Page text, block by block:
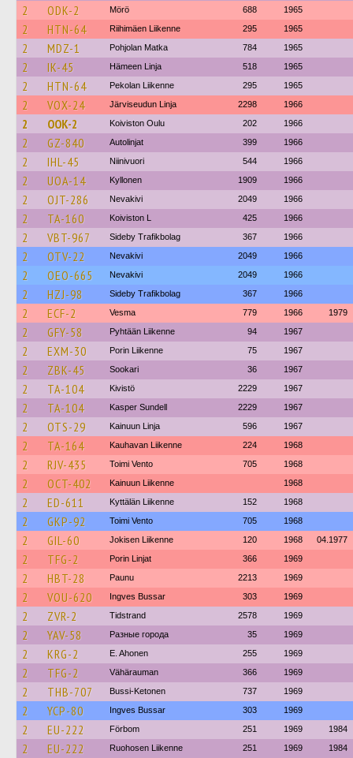
2 ODK-2 Mörö 688 1965
2 HTN-64 Riihimäen Liikenne 295 1965
2 MDZ-1 Pohjolan Matka 784 1965
2 IK-45 Hämeen Linja 518 1965
2 HTN-64 Pekolan Liikenne 295 1965
2 VOX-24 Järviseudun Linja 2298 1966
2 OOK-2 Koiviston Oulu 202 1966
2 GZ-840 Autolinjat 399 1966
2 IHL-45 Niinivuori 544 1966
2 UOA-14 Kyllonen 1909 1966
2 OJT-286 Nevakivi 2049 1966
2 TA-160 Koiviston L 425 1966
2 VBT-967 Sideby Trafikbolag 367 1966
2 OTV-22 Nevakivi 2049 1966
2 OEO-665 Nevakivi 2049 1966
2 HZJ-98 Sideby Trafikbolag 367 1966
2 ECF-2 Vesma 779 1966 1979
2 GFY-58 Pyhtään Liikenne 94 1967
2 EXM-30 Porin Liikenne 75 1967
2 ZBK-45 Sookari 36 1967
2 TA-104 Kivistö 2229 1967
2 TA-104 Kasper Sundell 2229 1967
2 OTS-29 Kainuun Linja 596 1967
2 TA-164 Kauhavan Liikenne 224 1968
2 RJV-435 Toimi Vento 705 1968
2 OCT-402 Kainuun Liikenne 1968
2 ED-611 Kyttälän Liikenne 152 1968
2 GKP-92 Toimi Vento 705 1968
2 GIL-60 Jokisen Liikenne 120 1968 04.1977
2 TFG-2 Porin Linjat 366 1969
2 HBT-28 Paunu 2213 1969
2 VOU-620 Ingves Bussar 303 1969
2 ZVR-2 Tidstrand 2578 1969
2 YAV-58 Разные города 35 1969
2 KRG-2 E. Ahonen 255 1969
2 TFG-2 Vähärauman 366 1969
2 THB-707 Bussi-Ketonen 737 1969
2 YCP-80 Ingves Bussar 303 1969
2 EU-222 Förbom 251 1969 1984
2 EU-222 Ruohosen Liikenne 251 1969 1984